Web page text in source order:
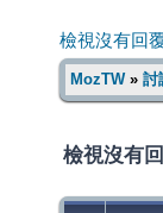
檢視沒有回
MozTW» 討
檢視沒有